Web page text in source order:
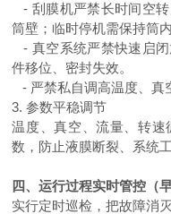
- 刮膜机严禁长时间空
筒壁；临时停机需保持筒
- 真空系统严禁快速启
件移位、密封失效。
- 严禁私自调高温度、真
3. 参数平稳调节
温度、真空、流量、转
数，防止液膜断裂、系统工
四、运行过程实时管控（
实行定时巡检，把故障消